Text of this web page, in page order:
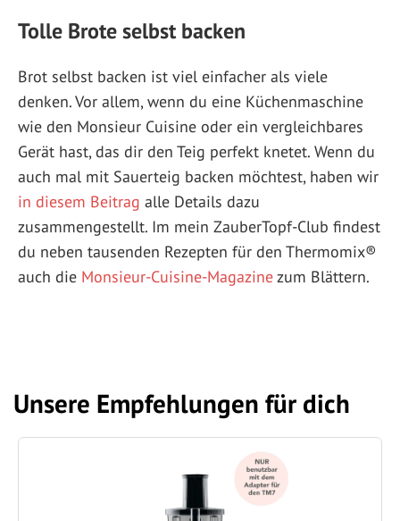
Tolle Brote selbst backen
Brot selbst backen ist viel einfacher als viele
denken. Vor allem, wenn du eine Küchenmaschine
wie den Monsieur Cuisine oder ein vergleichbares
Gerät hast, das dir den Teig perfekt knetet. Wenn du
auch mal mit Sauerteig backen möchtest, haben wir
in diesem Beitrag alle Details dazu
zusammengestellt. Im mein ZauberTopf-Club findest
du neben tausenden Rezepten für den Thermomix®
auch die Monsieur-Cuisine-Magazinezum Blättern.
Unsere Empfehlungen für dich